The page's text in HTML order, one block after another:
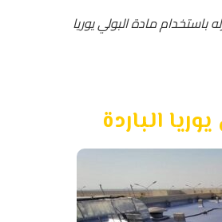
مادة البولي يوريا
الباردة